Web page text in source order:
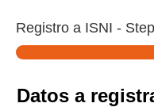
Registro a ISNI - Step
Datos a